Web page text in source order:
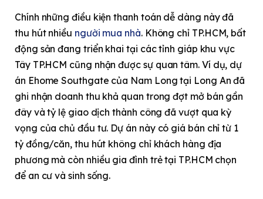
Chính những điều kiện thanh toán dễ dàng này đã
thu hút nhiều người mua nhà. Không chỉ TP.HCM, bất
động sản đang triển khai tại các tỉnh giáp khu vực
Tây TP.HCM cũng nhận được sự quan tâm. Ví dụ, dự
án Ehome Southgate của Nam Long tại Long An đã
ghi nhận doanh thu khả quan trong đợt mở bán gần
đây và tỷ lệ giao dịch thành công đã vượt qua kỳ
vọng của chủ đầu tư. Dự án này có giá bán chỉ từ 1
tỷ đồng/căn, thu hút không chỉ khách hàng địa
phương mà còn nhiều gia đình trẻ tại TP.HCM chọn
để an cư và sinh sống.